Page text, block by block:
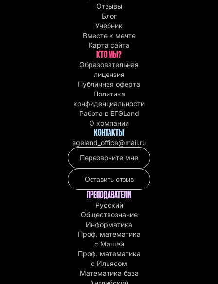
Отзывы
Блог
Учебник
Вместе к мечте
Карта сайта
КТО МЫ?
Образовательная
лицензия
Публичная оферта
Политика
конфиденциальности
Работа в EГЭLand
О компании
КОНТАКТЫ
egeland_office@mail.ru
Перезвоните мне
Оставить отзыв
ПРЕПОДАВАТЕЛИ
Русский
Обществознание
Информатика
Проф. математика
с Машей
Проф. математика
c Ильясом
Математика база